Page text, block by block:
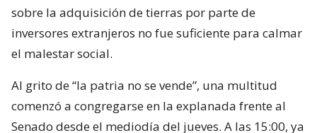
sobre la adquisición de tierras por parte de
inversores extranjeros no fue suficiente para calmar
el malestar social.
Al grito de “la patria no se vende”, una multitud
comenzó a congregarse en la explanada frente al
Senado desde el mediodía del jueves. A las 15:00, ya